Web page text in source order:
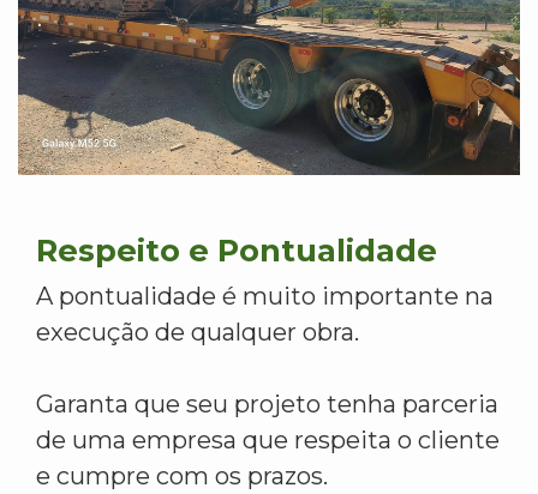
Respeito e Pontualidade
A pontualidade é muito importante na
execução de qualquer obra.
Garanta que seu projeto tenha parceria
de uma empresa que respeita o cliente
e cumpre com os prazos.